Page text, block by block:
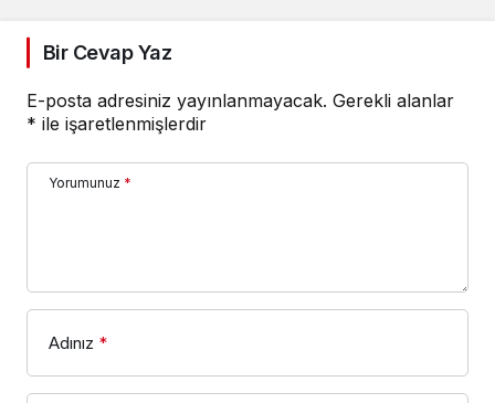
Bir Cevap Yaz
E-posta adresiniz yayınlanmayacak. Gerekli alanlar
* ile işaretlenmişlerdir
Yorumunuz *
Adınız *